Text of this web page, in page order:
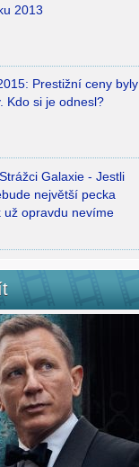
2013
Prestižní ceny byly
Kdo si je odnesl?
Galaxie - Jestli
největší pecka
už opravdu nevíme